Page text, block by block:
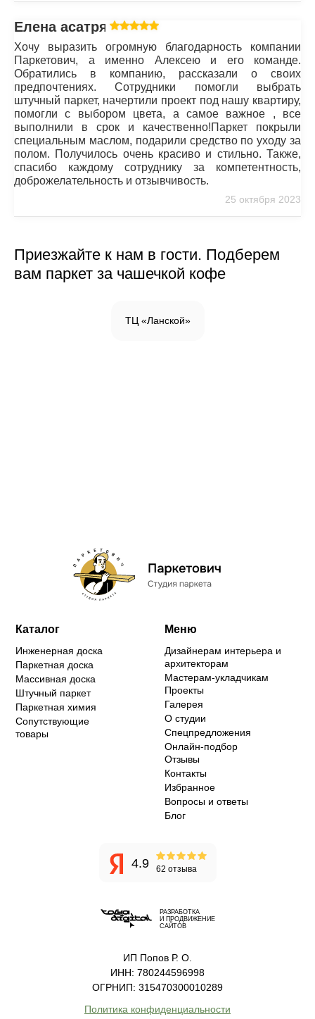
Елена асатрян
Хочу выразить огромную благодарность компании
Паркетович, а именно Алексею и его команде.
Обратились в компанию, рассказали о своих
предпочтениях. Сотрудники помогли выбрать
штучный паркет, начертили проект под нашу квартиру,
помогли с выбором цвета, а самое важное , все
выполнили в срок и качественно!Паркет покрыли
специальным маслом, подарили средство по уходу за
полом. Получилось очень красиво и стильно. Также,
спасибо каждому сотруднику за компетентность,
доброжелательность и отзывчивость.
25 октября 2023
Приезжайте к нам в гости. Подберем
вам паркет за чашечкой кофе
ТЦ «Ланской»
Каталог
Инженерная доска
Паркетная доска
Массивная доска
Штучный паркет
Паркетная химия
Сопутствующие
товары
Меню
Дизайнерам интерьера и
архитекторам
Мастерам-укладчикам
Проекты
Галерея
О студии
Спецпредложения
Онлайн-подбор
Отзывы
Контакты
Избранное
Вопросы и ответы
Блог
4.9 62 отзыва
РАЗРАБОТКА
И ПРОДВИЖЕНИЕ
САЙТОВ
ИП Попов Р. О.
ИНН: 780244596998
ОГРНИП: 315470300010289
Политика конфиденциальности